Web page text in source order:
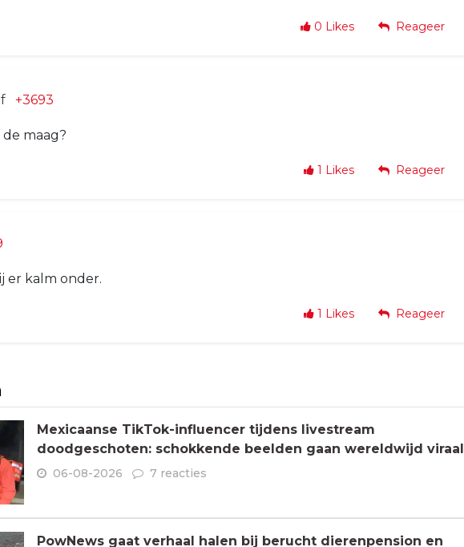
0 Likes Reageer
+3693
maag?
1 Likes Reageer
er kalm onder.
1 Likes Reageer
Mexicaanse TikTok-influencer tijdens livestream
doodgeschoten: schokkende beelden gaan wereldwijd viraal
06-08-2026 7 reacties
PowNews gaat verhaal halen bij berucht dierenpension en